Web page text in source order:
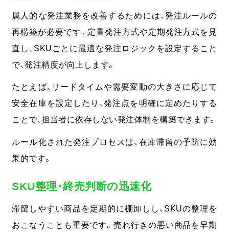
属人的な発注業務を改善するためには、発注ルールの
再構築が必要です。 定量発注方式や定期発注方式を見
直し、SKUごとに最適な発注ロジックを設定すること
で、発注精度が向上します。
たとえば、リードタイムや需要変動の大きさに応じて
安全在庫を設定したり、発注点を明確に定めたりする
ことで、担当者に依存しない発注体制を構築できます。
ルール化された発注プロセスは、在庫滞留の予防に効
果的です。
SKU整理・終売判断の迅速化
滞留しやすい商品を定期的に棚卸しし、SKUの整理を
おこなうことも重要です。売れ行きの悪い商品を早期